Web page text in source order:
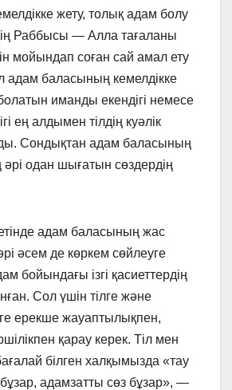
жету, толық адам болу
Раббысы — Алла тағаланы
мойындап соған сай амал ету
адам баласының кемелдікке
иманды екендігі немесе
ең алдымен тілдің куәлік
Сондықтан адам баласының
әрі одан шығатын сөздердің
адам баласының жас
әсем де көркем сөйлеуге
бойындағы ізгі қасиеттердің
Сол үшін тілге және
ерекше жауаптылықпен,
қарау керек. Тіл мен
білген халқымызда «тау
адамзатты сөз бұзар», —